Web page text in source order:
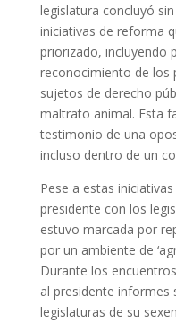
legislatura concluyó
iniciativas de reforma
priorizado, incluyendo
reconocimiento de los
sujetos de derecho
maltrato animal. Esta
testimonio de una
incluso dentro de un
Pese a estas
presidente con los
estuvo marcada por
por un ambiente de
Durante los
al presidente informes
legislaturas de su